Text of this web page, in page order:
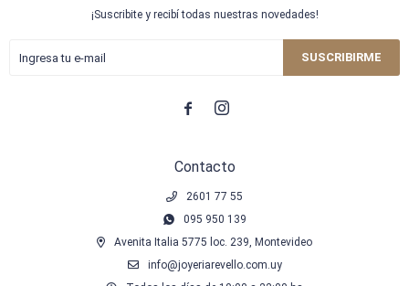
Contacto
2601 77 55
095 950 139
Avenita Italia 5775 loc. 239, Montevideo
info@joyeriarevello.com.uy
¡Suscribite y recibí todas nuestras novedades!
SUSCRIBIRME
 